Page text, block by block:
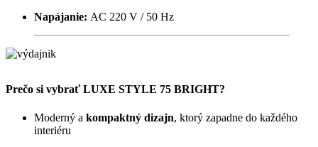
Napájanie: AC 220 V / 50 Hz
Prečo si vybrať LUXE STYLE 75 BRIGHT?
Moderný a kompaktný dizajn, ktorý zapadne do každého
interiéru